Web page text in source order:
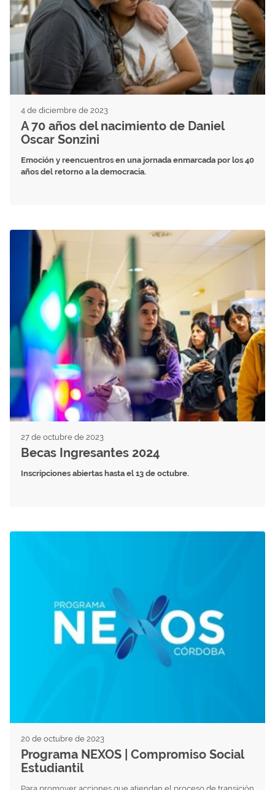
4 de diciembre de 2023
A 70 años del nacimiento de Daniel
Oscar Sonzini
Emoción y reencuentros en una jornada enmarcada por los 40
años del retorno a la democracia.
27 de octubre de 2023
Becas Ingresantes 2024
Inscripciones abiertas hasta el 13 de octubre.
20 de octubre de 2023
Programa NEXOS | Compromiso Social
Estudiantil